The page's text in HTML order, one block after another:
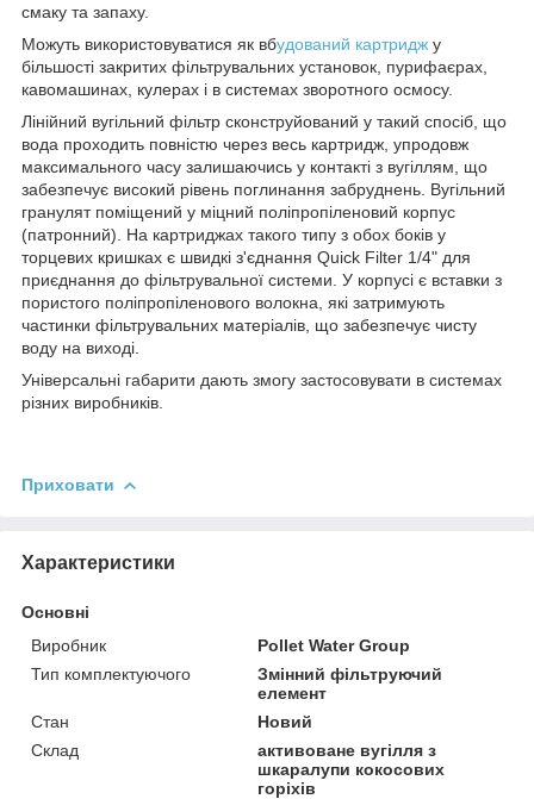
смаку та запаху.
Можуть використовуватися як вбудований картридж у
більшості закритих фільтрувальних установок, пурифаєрах,
кавомашинах, кулерах і в системах зворотного осмосу.
Лінійний вугільний фільтр сконструйований у такий спосіб, що
вода проходить повністю через весь картридж, упродовж
максимального часу залишаючись у контакті з вугіллям, що
забезпечує високий рівень поглинання забруднень. Вугільний
гранулят поміщений у міцний поліпропіленовий корпус
(патронний). На картриджах такого типу з обох боків у
торцевих кришках є швидкі з'єднання Quick Filter 1/4" для
приєднання до фільтрувальної системи. У корпусі є вставки з
пористого поліпропіленового волокна, які затримують
частинки фільтрувальних матеріалів, що забезпечує чисту
воду на виході.
Універсальні габарити дають змогу застосовувати в системах
різних виробників.
Приховати
Характеристики
Основні
Виробник
Pollet Water Group
Тип комплектуючого
Змінний фільтруючий
елемент
Стан
Новий
Склад
активоване вугілля з
шкаралупи кокосових
горіхів